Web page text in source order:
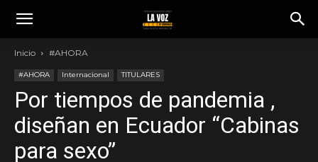
Inicio #AHORA
#AHORA Internacional TITULARES
Por tiempos de pandemia ,
diseñan en Ecuador “Cabinas
para sexo”